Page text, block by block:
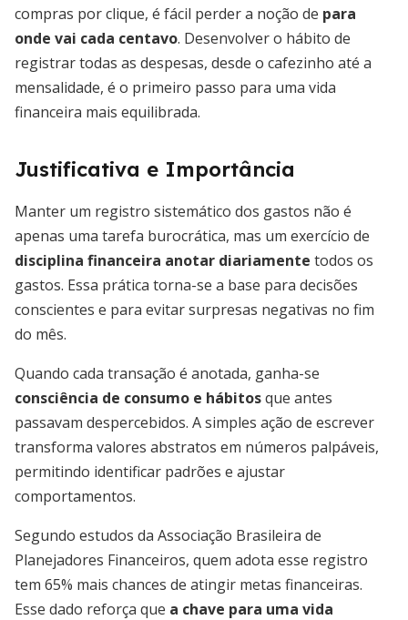
compras por clique, é fácil perder a noção de para
onde vai cada centavo. Desenvolver o hábito de
registrar todas as despesas, desde o cafezinho até a
mensalidade, é o primeiro passo para uma vida
financeira mais equilibrada.
Justificativa e Importância
Manter um registro sistemático dos gastos não é
apenas uma tarefa burocrática, mas um exercício de
disciplina financeira anotar diariamente todos os
gastos. Essa prática torna-se a base para decisões
conscientes e para evitar surpresas negativas no fim
do mês.
Quando cada transação é anotada, ganha-se
consciência de consumo e hábitosque antes
passavam despercebidos. A simples ação de escrever
transforma valores abstratos em números palpáveis,
permitindo identificar padrões e ajustar
comportamentos.
Segundo estudos da Associação Brasileira de
Planejadores Financeiros, quem adota esse registro
tem 65% mais chances de atingir metas financeiras.
Esse dado reforça que a chave para uma vida